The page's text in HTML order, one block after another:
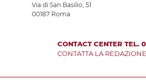
Via di San Basilio, 51
00187 Roma
CONTACT CENTER TEL.
CONTATTA LA REDAZIONE